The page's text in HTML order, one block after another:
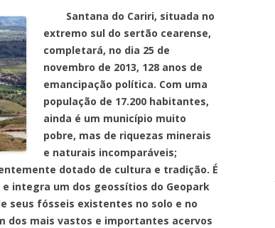
Santana do Cariri, situada no
extremo sul do sertão cearense,
completará, no dia 25 de
novembro de 2013, 128 anos de
emancipação política. Com uma
população de 17.200 habitantes,
ainda é um município muito
pobre, mas de riquezas minerais
e naturais incomparáveis;
dotado de cultura e tradição. É
integra um dos geossítios do Geopark
seus fósseis existentes no solo e no
dos mais vastos e importantes acervos